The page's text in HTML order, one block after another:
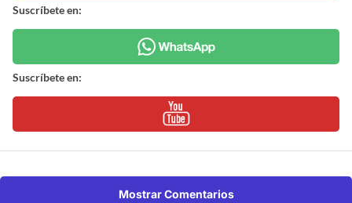
Suscríbete en:
Suscríbete en:
Mostrar Comentarios